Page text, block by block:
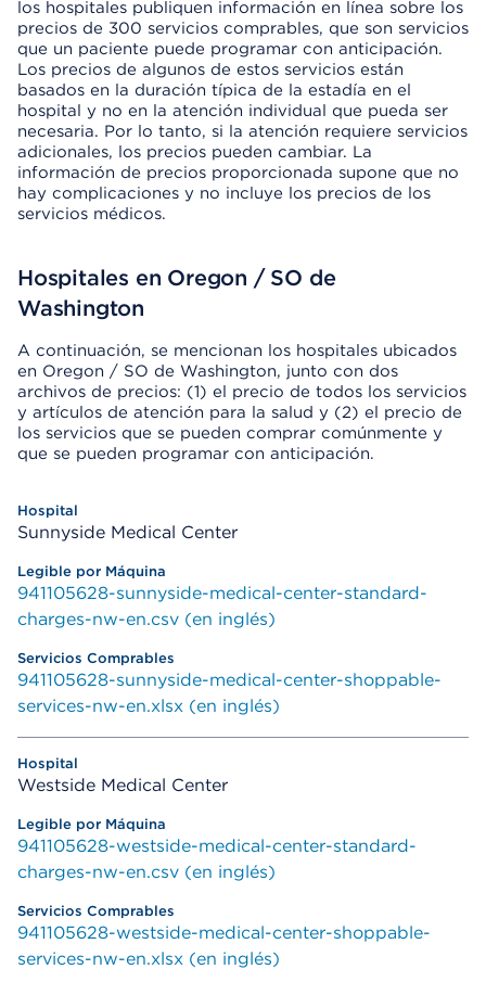
los hospitales publiquen información en línea sobre los
precios de 300 servicios comprables, que son servicios
que un paciente puede programar con anticipación.
Los precios de algunos de estos servicios están
basados en la duración típica de la estadía en el
hospital y no en la atención individual que pueda ser
necesaria. Por lo tanto, si la atención requiere servicios
adicionales, los precios pueden cambiar. La
información de precios proporcionada supone que no
hay complicaciones y no incluye los precios de los
servicios médicos.
Hospitales en Oregon / SO de
Washington
A continuación, se mencionan los hospitales ubicados
en Oregon / SO de Washington, junto con dos
archivos de precios: (1) el precio de todos los servicios
y artículos de atención para la salud y (2) el precio de
los servicios que se pueden comprar comúnmente y
que se pueden programar con anticipación.
Sunnyside Medical Center
941105628-sunnyside-medical-center-standard-
charges-nw-en.csv (en inglés)
941105628-sunnyside-medical-center-shoppable-
services-nw-en.xlsx (en inglés)
Westside Medical Center
941105628-westside-medical-center-standard-
charges-nw-en.csv (en inglés)
941105628-westside-medical-center-shoppable-
services-nw-en.xlsx (en inglés)